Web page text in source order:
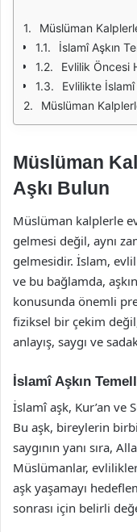
Müslüman
İslamî Aşkın
Evlilik Öncesi
Evlilikte İslamî
Müslüman
Müslüman
Aşkı Bulun
Müslüman kalplerle
gelmesi değil, aynı
gelmesidir. İslam,
ve bu bağlamda,
konusunda önemli
fiziksel bir çekim
anlayış, saygı ve
İslamî Aşkın
İslamî aşk, Kur’an ve
Bu aşk, bireylerin
saygının yanı sıra,
Müslümanlar,
aşk yaşamayı
sonrası için belirli